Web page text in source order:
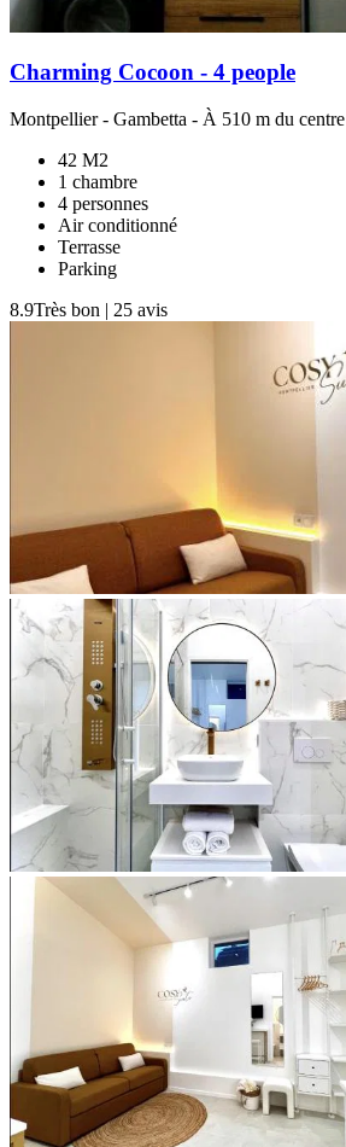
Charming Cocoon - 4 people
Montpellier- Gambetta - À 510 m du centre
42 M2
1 chambre
4 personnes
Air conditionné
Terrasse
Parking
8.9Très bon | 25 avis